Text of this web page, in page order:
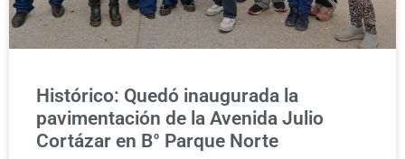
Histórico: Quedó inaugurada la
pavimentación de la Avenida Julio
Cortázar en B° Parque Norte